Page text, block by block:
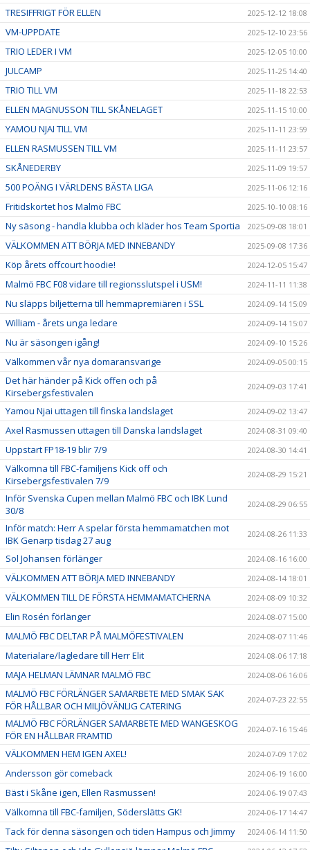
TRESIFFRIGT FÖR ELLEN 2025-12-12 18:08
VM-UPPDATE 2025-12-10 23:56
TRIO LEDER I VM 2025-12-05 10:00
JULCAMP 2025-11-25 14:40
TRIO TILL VM 2025-11-18 22:53
ELLEN MAGNUSSON TILL SKÅNELAGET 2025-11-15 10:00
YAMOU NJAI TILL VM 2025-11-11 23:59
ELLEN RASMUSSEN TILL VM 2025-11-11 23:57
SKÅNEDERBY 2025-11-09 19:57
500 POÄNG I VÄRLDENS BÄSTA LIGA 2025-11-06 12:16
Fritidskortet hos Malmö FBC 2025-10-10 08:16
Ny säsong - handla klubba och kläder hos Team Sportia 2025-09-08 18:01
VÄLKOMMEN ATT BÖRJA MED INNEBANDY 2025-09-08 17:36
Köp årets offcourt hoodie! 2024-12-05 15:47
Malmö FBC F08 vidare till regionsslutspel i USM! 2024-11-11 11:38
Nu släpps biljetterna till hemmapremiären i SSL 2024-09-14 15:09
William - årets unga ledare 2024-09-14 15:07
Nu är säsongen igång! 2024-09-10 15:26
Välkommen vår nya domaransvarige 2024-09-05 00:15
Det här händer på Kick offen och på
Kirsebergsfestivalen
2024-09-03 17:41
Yamou Njai uttagen till finska landslaget 2024-09-02 13:47
Axel Rasmussen uttagen till Danska landslaget 2024-08-31 09:40
Uppstart FP18-19 blir 7/9 2024-08-30 14:41
Välkomna till FBC-familjens Kick off och
Kirsebergsfestivalen 7/9
2024-08-29 15:21
Inför Svenska Cupen mellan Malmö FBC och IBK Lund
30/8
2024-08-29 06:55
Inför match: Herr A spelar första hemmamatchen mot
IBK Genarp tisdag 27 aug
2024-08-26 11:33
Sol Johansen förlänger 2024-08-16 16:00
VÄLKOMMEN ATT BÖRJA MED INNEBANDY 2024-08-14 18:01
VÄLKOMMEN TILL DE FÖRSTA HEMMAMATCHERNA 2024-08-09 10:32
Elin Rosén förlänger 2024-08-07 15:00
MALMÖ FBC DELTAR PÅ MALMÖFESTIVALEN 2024-08-07 11:46
Materialare/lagledare till Herr Elit 2024-08-06 17:18
MAJA HELMAN LÄMNAR MALMÖ FBC 2024-08-06 16:06
MALMÖ FBC FÖRLÄNGER SAMARBETE MED SMAK SAK
FÖR HÅLLBAR OCH MILJÖVÄNLIG CATERING
2024-07-23 22:55
MALMÖ FBC FÖRLÄNGER SAMARBETE MED WANGESKOG
FÖR EN HÅLLBAR FRAMTID
2024-07-16 15:46
VÄLKOMMEN HEM IGEN AXEL! 2024-07-09 17:02
Andersson gör comeback 2024-06-19 16:00
Bäst i Skåne igen, Ellen Rasmussen! 2024-06-19 07:43
Välkomna till FBC-familjen, Söderslätts GK! 2024-06-17 14:47
Tack för denna säsongen och tiden Hampus och Jimmy 2024-06-14 11:50